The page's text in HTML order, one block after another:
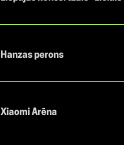
Hanzas perons
Xiaomi Arēna